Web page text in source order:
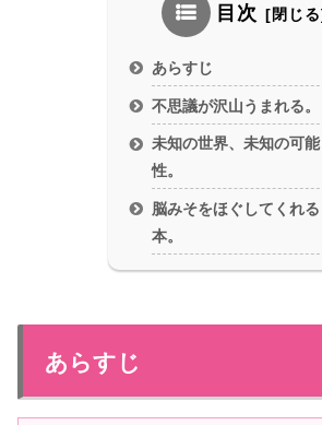
目次
あらすじ
不思議が沢山うまれる。
未知の世界、未知の可能
性。
脳みそをほぐしてくれる
本。
あらすじ